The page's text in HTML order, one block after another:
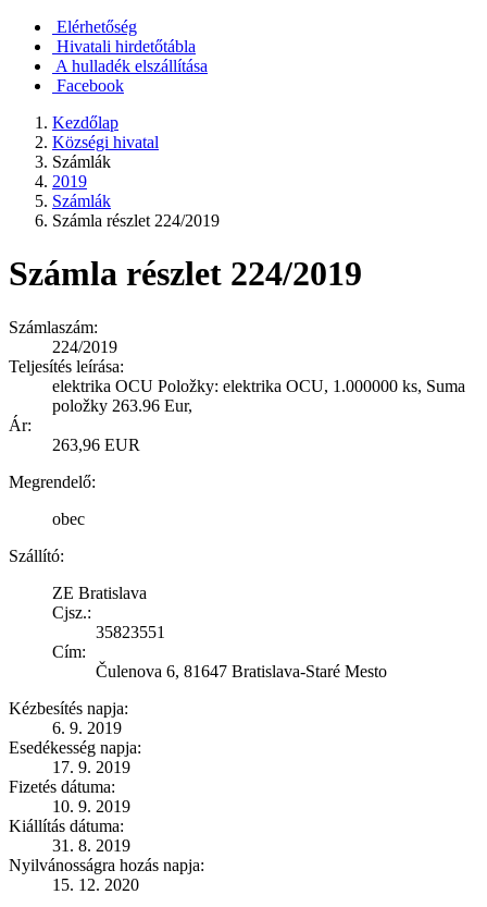
Elérhetőség
Hivatali hirdetőtábla
A hulladék elszállítása
Facebook
Kezdőlap
Községi hivatal
Számlák
2019
Számlák
Számla részlet 224/2019
Számla részlet 224/2019
Számlaszám:
224/2019
Teljesítés leírása:
elektrika OCU Položky: elektrika OCU, 1.000000 ks, Suma
položky 263.96 Eur,
Ár:
263,96 EUR
Megrendelő:
obec
Szállító:
ZE Bratislava
Cjsz.:
35823551
Cím:
Čulenova 6, 81647 Bratislava-Staré Mesto
Kézbesítés napja:
6. 9. 2019
Esedékesség napja:
17. 9. 2019
Fizetés dátuma:
10. 9. 2019
Kiállítás dátuma:
31. 8. 2019
Nyilvánosságra hozás napja:
15. 12. 2020